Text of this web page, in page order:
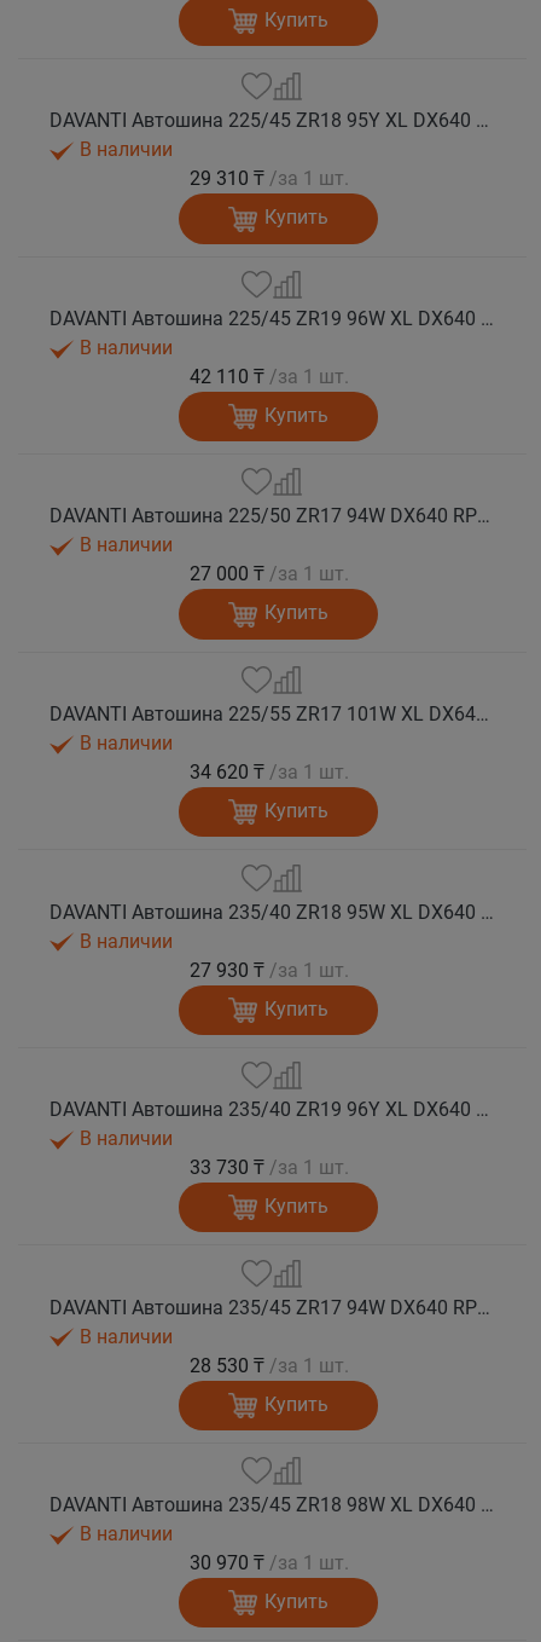
Купить
DAVANTI Автошина 225/45 ZR18 95Y XL DX640 RPR лето (Таиланд)
В наличии
29 310 ₸ /за 1 шт.
Купить
DAVANTI Автошина 225/45 ZR19 96W XL DX640 RPR лето (Таиланд)
В наличии
42 110 ₸ /за 1 шт.
Купить
DAVANTI Автошина 225/50 ZR17 94W DX640 RPR лето
В наличии
27 000 ₸ /за 1 шт.
Купить
DAVANTI Автошина 225/55 ZR17 101W XL DX640 RPR лето
В наличии
34 620 ₸ /за 1 шт.
Купить
DAVANTI Автошина 235/40 ZR18 95W XL DX640 RPR лето
В наличии
27 930 ₸ /за 1 шт.
Купить
DAVANTI Автошина 235/40 ZR19 96Y XL DX640 RPR лето
В наличии
33 730 ₸ /за 1 шт.
Купить
DAVANTI Автошина 235/45 ZR17 94W DX640 RPR лето
В наличии
28 530 ₸ /за 1 шт.
Купить
DAVANTI Автошина 235/45 ZR18 98W XL DX640 RPR лето (Таиланд)
В наличии
30 970 ₸ /за 1 шт.
Купить